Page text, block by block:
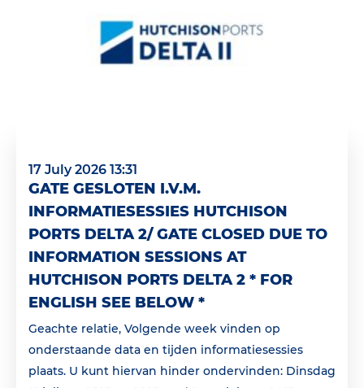
17 July 2026 13:31
GATE GESLOTEN I.V.M.
INFORMATIESESSIES HUTCHISON
PORTS DELTA 2/ GATE CLOSED DUE TO
INFORMATION SESSIONS AT
HUTCHISON PORTS DELTA 2 * FOR
ENGLISH SEE BELOW *
Geachte relatie, Volgende week vinden op
onderstaande data en tijden informatiesessies
plaats. U kunt hiervan hinder ondervinden: Dinsdag